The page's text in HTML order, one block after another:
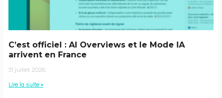
C’est officiel : AI Overviews et le Mode IA
arrivent en France
31 juillet 2026
Lire la suite »